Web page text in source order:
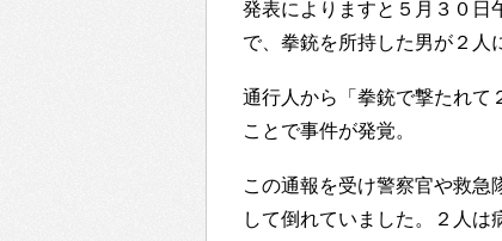
発表によりますと５月３０日
で、拳銃を所持した男が２人
通行人から「拳銃で撃たれて
ことで事件が発覚。
この通報を受け警察官や救急
して倒れていました。２人